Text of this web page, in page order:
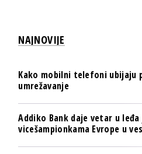
NAJNOVIJE
Kako mobilni telefoni ubijaju
umrežavanje
Addiko Bank daje vetar u
vicešampionkama Evrope u